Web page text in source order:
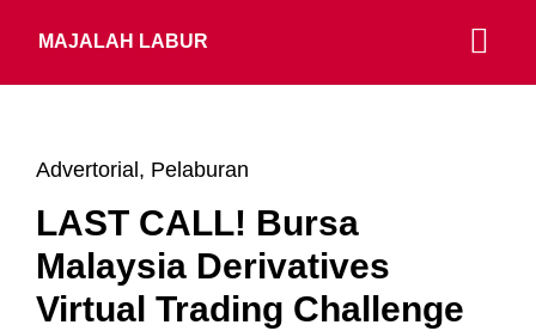
MAJALAH LABUR
Advertorial , Pelaburan
LAST CALL! Bursa
Malaysia Derivatives
Virtual Trading Challenge